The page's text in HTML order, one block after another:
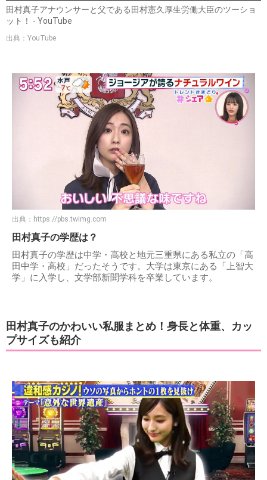
田村真子アナウンサーと父である田村憲久厚生労働大臣のツーショ
ット！ - YouTube
出典：YouTube
出典： https://pbs.twimg.com
田村真子の学歴は？
田村真子の学歴は中学・高校と地元三重県にある私立の「高
田中学・高校」だったそうです。大学は東京にある「上智大
学」に入学し、文学部新聞学科を卒業しています。
田村真子のかわいい私服まとめ！身長と体重、カッ
プサイズも紹介